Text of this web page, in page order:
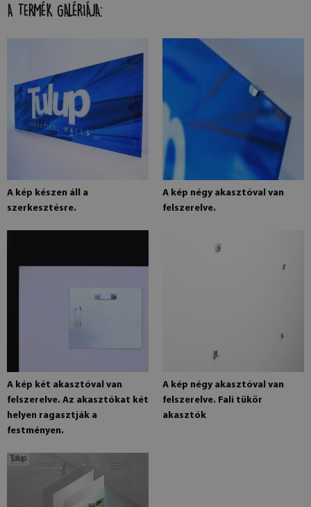
A TERMÉK GALÉRIÁJA:
A kép készen áll a
szerkesztésre.
A kép négy akasztóval van
felszerelve.
A kép két akasztóval van
felszerelve. Az akasztókat két
helyen ragasztják a
festményen.
A kép négy akasztóval van
felszerelve. Fali tükör
akasztók